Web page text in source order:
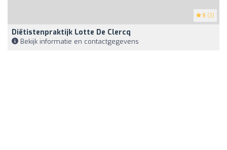
5 (3)
Diëtistenpraktijk Lotte De Clercq
Bekijk informatie en contactgegevens